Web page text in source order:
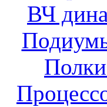
ВЧ